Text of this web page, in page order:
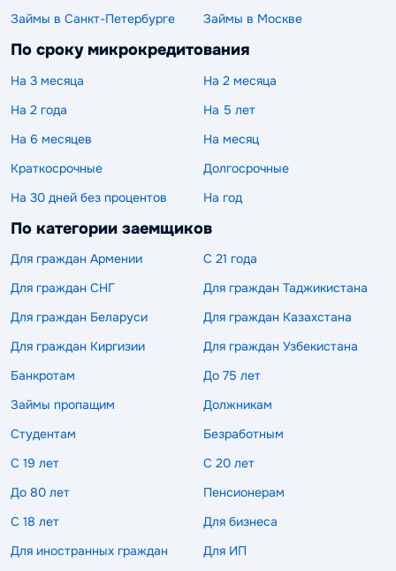
Займы в Санкт-Петербурге Займы в Москве
По сроку микрокредитования
На 3 месяца
На 2 месяца
На 2 года
На 5 лет
На 6 месяцев
На месяц
Краткосрочные
Долгосрочные
На 30 дней без процентов
На год
По категории заемщиков
Для граждан Армении
С 21 года
Для граждан СНГ
Для граждан Таджикистана
Для граждан Беларуси
Для граждан Казахстана
Для граждан Киргизии
Для граждан Узбекистана
Банкротам
До 75 лет
Займы пропащим
Должникам
Студентам
Безработным
С 19 лет
С 20 лет
До 80 лет
Пенсионерам
С 18 лет
Для бизнеса
Для иностранных граждан
Для ИП